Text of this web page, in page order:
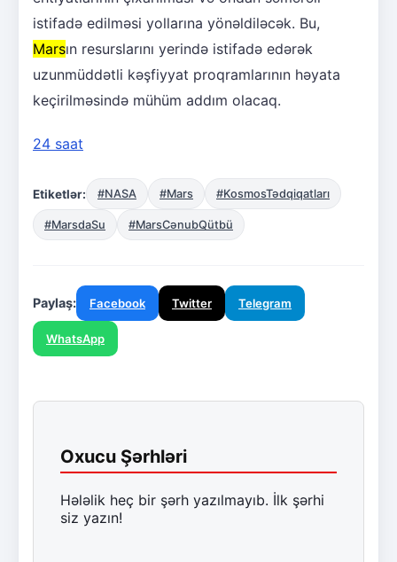
istifadə edilməsi yollarına yönəldiləcək. Bu,
Marsın resurslarını yerində istifadə edərək
uzunmüddətli kəşfiyyat proqramlarının həyata
keçirilməsində mühüm addım olacaq.
24 saat
Etiketlər: #NASA #Mars #KosmosTədqiqatları
#MarsdaSu #MarsCənubQütbü
Paylaş: Facebook Twitter Telegram
WhatsApp
Oxucu Şərhləri
Hələlik heç bir şərh yazılmayıb. İlk şərhi
siz yazın!